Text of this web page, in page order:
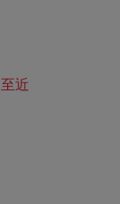
近